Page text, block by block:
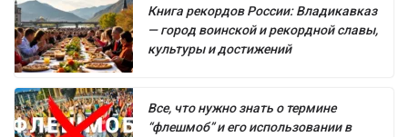
Книга рекордов России: Владикавказ
— город воинской и рекордной славы,
культуры и достижений
Все, что нужно знать о термине
“флешмоб” и его использовании в